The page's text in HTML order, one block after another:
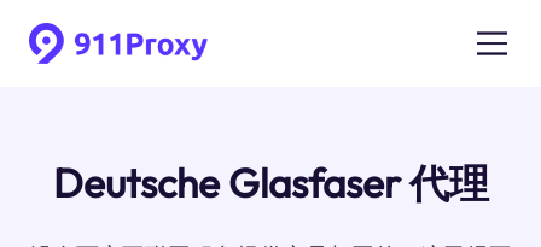
Deutsche Glasfaser 代理